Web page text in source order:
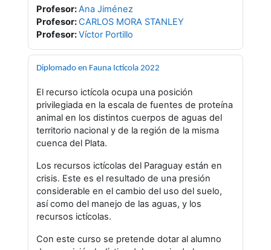
Profesor:Ana Jiménez
Profesor:CARLOS MORA STANLEY
Profesor:Víctor Portillo
Diplomado en Fauna Ictícola 2022
El recurso ictícola ocupa una posición
privilegiada en la escala de fuentes de proteína
animal en los distintos cuerpos de aguas del
territorio nacional y de la región de la misma
cuenca del Plata.
Los recursos ictícolas del Paraguay están en
crisis. Este es el resultado de una presión
considerable en el cambio del uso del suelo,
así como del manejo de las aguas, y los
recursos ictícolas.
Con este curso se pretende dotar al alumno